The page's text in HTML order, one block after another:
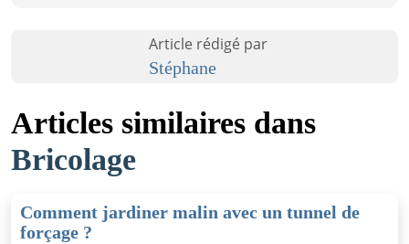
Article rédigé par
Stéphane
Articles similaires dans
Bricolage
Comment jardiner malin avec un tunnel de
forçage ?